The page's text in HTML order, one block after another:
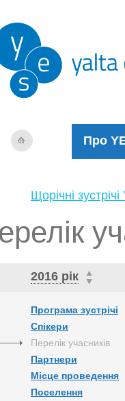
Про
Щорічні
2016 рік
Програма зустрічі
Спікери
Перелік учасників
Партнери
Місце проведення
Поселення